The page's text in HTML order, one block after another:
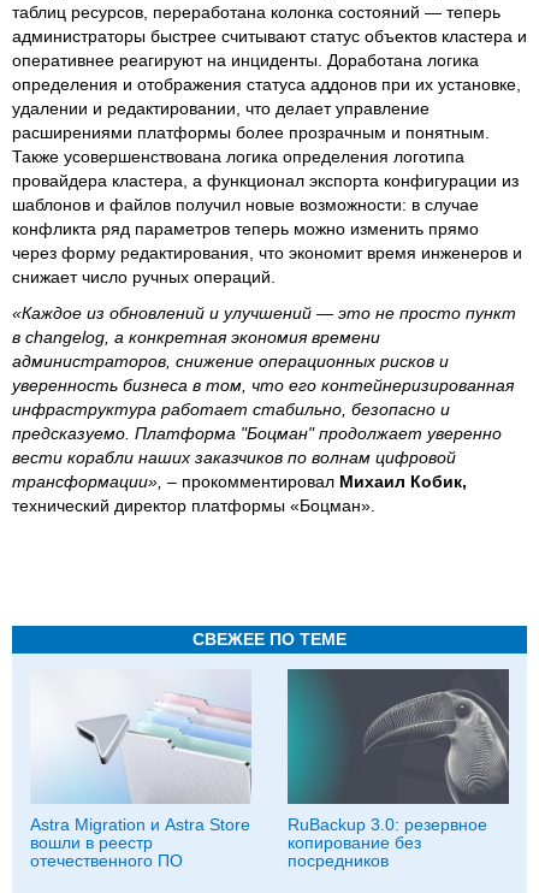
таблиц ресурсов, переработана колонка состояний — теперь
администраторы быстрее считывают статус объектов кластера и
оперативнее реагируют на инциденты. Доработана логика
определения и отображения статуса аддонов при их установке,
удалении и редактировании, что делает управление
расширениями платформы более прозрачным и понятным.
Также усовершенствована логика определения логотипа
провайдера кластера, а функционал экспорта конфигурации из
шаблонов и файлов получил новые возможности: в случае
конфликта ряд параметров теперь можно изменить прямо
через форму редактирования, что экономит время инженеров и
снижает число ручных операций.
«Каждое из обновлений и улучшений — это не просто пункт
в changelog, а конкретная экономия времени
администраторов, снижение операционных рисков и
уверенность бизнеса в том, что его контейнеризированная
инфраструктура работает стабильно, безопасно и
предсказуемо. Платформа "Боцман" продолжает уверенно
вести корабли наших заказчиков по волнам цифровой
трансформации», – прокомментировал Михаил Кобик,
технический директор платформы «Боцман».
СВЕЖЕЕ ПО ТЕМЕ
Astra Migration и Astra Store
вошли в реестр
отечественного ПО
RuBackup 3.0: резервное
копирование без
посредников